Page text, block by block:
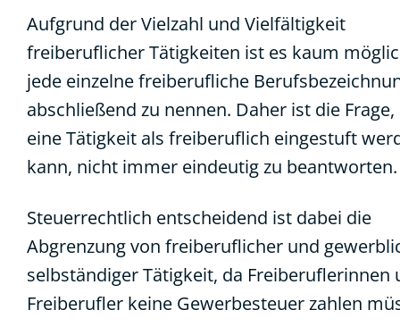
Aufgrund der Vielzahl und Vielfältigkeit
freiberuflicher Tätigkeiten ist es kaum
jede einzelne freiberufliche
abschließend zu nennen. Daher ist die Frage,
eine Tätigkeit als freiberuflich eingestuft
kann, nicht immer eindeutig zu beantworten.
Steuerrechtlich entscheidend ist dabei die
Abgrenzung von freiberuflicher und
selbständiger Tätigkeit, da Freiberuflerinnen
Freiberufler keine Gewerbesteuer zahlen